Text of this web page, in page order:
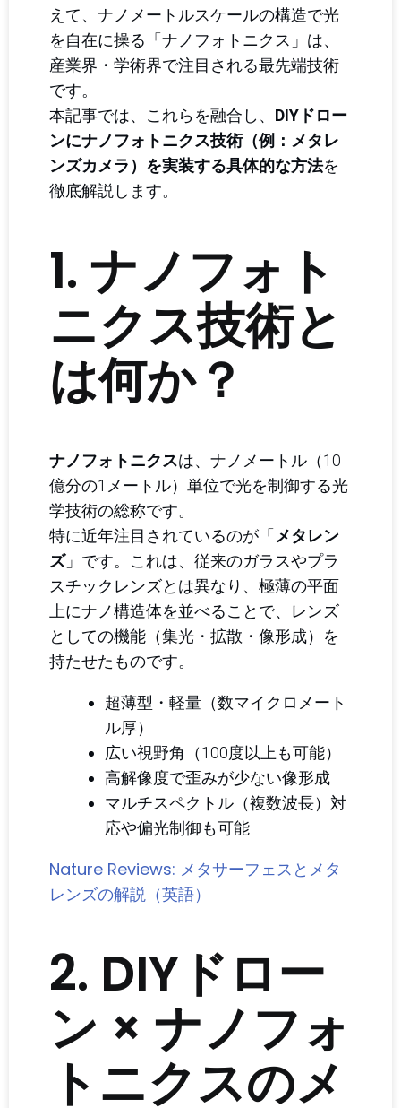
えて、ナノメートルスケールの構造で光
を自在に操る「ナノフォトニクス」は、
産業界・学術界で注目される最先端技術
です。
本記事では、これらを融合し、 DIYドロー
ンにナノフォトニクス技術（例：メタレ
ンズカメラ）を実装する具体的な方法を
徹底解説します。
1. ナノフォト
ニクス技術と
は何か？
ナノフォトニクスは、ナノメートル（10
億分の1メートル）単位で光を制御する光
学技術の総称です。
特に近年注目されているのが「メタレン
ズ」です。これは、従来のガラスやプラ
スチックレンズとは異なり、極薄の平面
上にナノ構造体を並べることで、レンズ
としての機能（集光・拡散・像形成）を
持たせたものです。
超薄型・軽量（数マイクロメート
ル厚）
広い視野角（100度以上も可能）
高解像度で歪みが少ない像形成
マルチスペクトル（複数波長）対
応や偏光制御も可能
Nature Reviews: メタサーフェスとメタ
レンズの解説（英語）
2. DIYドロー
ン × ナノフォ
トニクスのメ